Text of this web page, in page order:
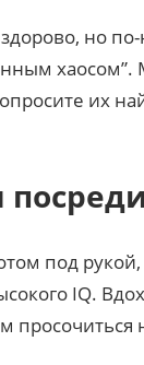
но
их
под
IQ.
просочиться